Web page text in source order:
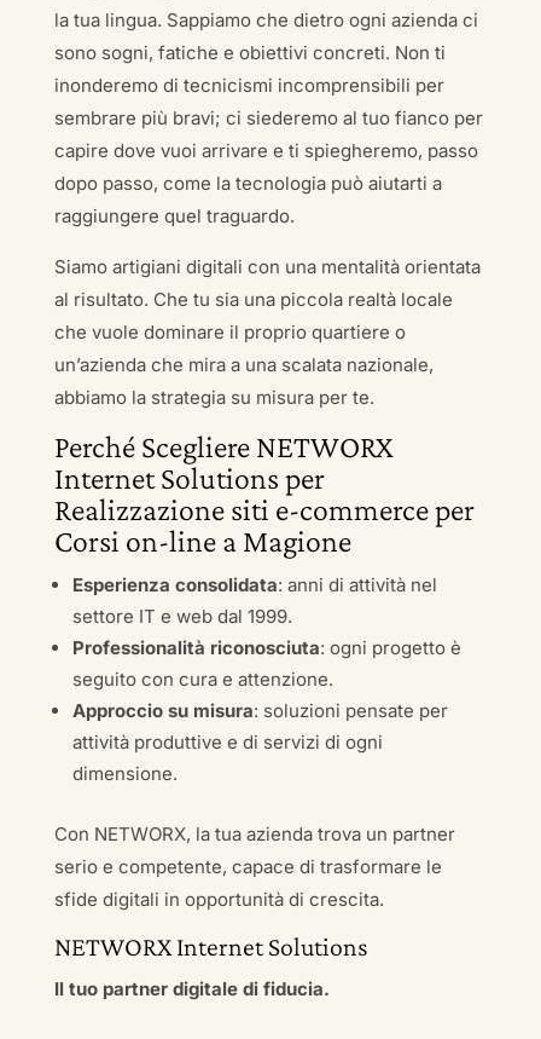
la tua lingua. Sappiamo che dietro ogni azienda ci
sono sogni, fatiche e obiettivi concreti. Non ti
inonderemo di tecnicismi incomprensibili per
sembrare più bravi; ci siederemo al tuo fianco per
capire dove vuoi arrivare e ti spiegheremo, passo
dopo passo, come la tecnologia può aiutarti a
raggiungere quel traguardo.
Siamo artigiani digitali con una mentalità orientata
al risultato. Che tu sia una piccola realtà locale
che vuole dominare il proprio quartiere o
un’azienda che mira a una scalata nazionale,
abbiamo la strategia su misura per te.
Perché Scegliere NETWORX
Internet Solutions per
Realizzazione siti e-commerce per
Corsi on-line a Magione
Esperienza consolidata: anni di attività nel
settore IT e web dal 1999.
Professionalità riconosciuta: ogni progetto è
seguito con cura e attenzione.
Approccio su misura: soluzioni pensate per
attività produttive e di servizi di ogni
dimensione.
Con NETWORX, la tua azienda trova un partner
serio e competente, capace di trasformare le
sfide digitali in opportunità di crescita.
NETWORX Internet Solutions
Il tuo partner digitale di fiducia.